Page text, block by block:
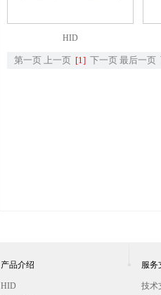
HID
第一页 上一页 [1] 下一页 最后一页
产品介绍
HID
服务
技术